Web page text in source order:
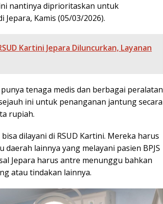
nantinya diprioritaskan untuk
Kamis (05/03/2026).
Kartini Jepara Diluncurkan, Layanan
tenaga medis dan berbagai peralatan
ini untuk penanganan jantung secara
rupiah.
dilayani di RSUD Kartini. Mereka harus
lainnya yang melayani pasien BPJS
Jepara harus antre menunggu bahkan
atau tindakan lainnya.